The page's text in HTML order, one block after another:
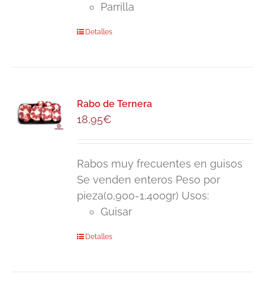
Parrilla
Detalles
Rabo de Ternera
18,95€
Rabos muy frecuentes en guisos
Se venden enteros Peso por
pieza(0,900-1,400gr) Usos:
Guisar
Detalles